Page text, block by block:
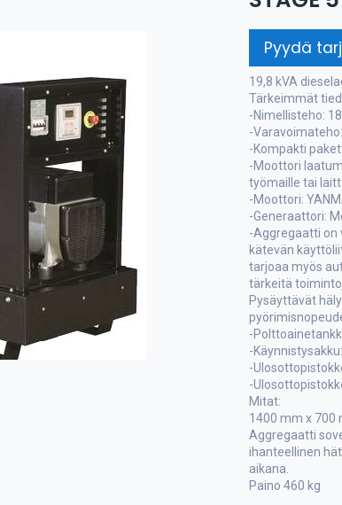
Pyydä
19,8 kVA
Tärkeimmät
-Nimellisteho:
-
-Kompakti
-Moottori
työmaille tai
-Moottori:
-Generaattori:
-Aggregaatti on
kätevän
tarjoaa myös
tärkeitä
Pysäyttävät
-
-
-
-
Mitat:
1400 mm x 700
Aggregaatti
ihanteellinen
aikana.
Paino 460 kg